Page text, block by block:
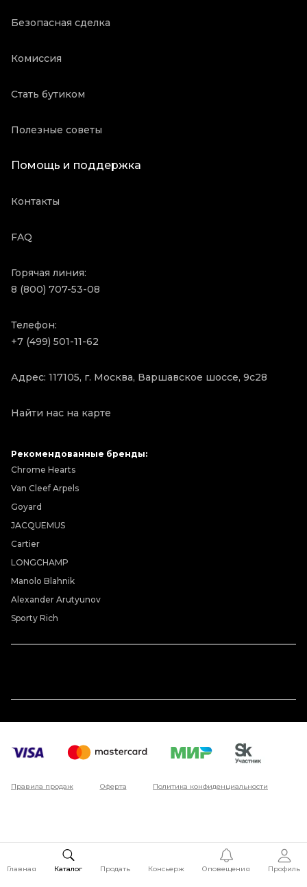
Безопасная сделка
Комиссия
Стать бутиком
Полезные советы
Помощь и поддержка
Контакты
FAQ
Горячая линия:
8 (800) 707-53-08
Телефон:
+7 (499) 501-11-62
Адрес: 117105, г. Москва, Варшавское шоссе, 9с28
Найти нас на карте
Рекомендованные бренды:
Chrome Hearts
Van Cleef Arpels
Goyard
JACQUEMUS
Cartier
LONGCHAMP
Manolo Blahnik
Alexander Arutyunov
Sporty Rich
Правила продаж Оферта Политика конфиденциальности
Главная Каталог Продать Консьерж Оповещения Профиль